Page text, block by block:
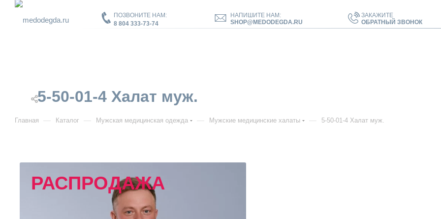
ПОЗВОНИТЕ НАМ:
8 804 333-73-74
НАПИШИТЕ НАМ:
SHOP@MEDODEGDA.RU
ЗАКАЖИТЕ
ОБРАТНЫЙ ЗВОНОК
5-50-01-4 Халат муж.
Главная — Каталог — Мужская медицинская одежда — Мужские медицинские халаты — 5-50-01-4 Халат муж.
РАСПРОДАЖА